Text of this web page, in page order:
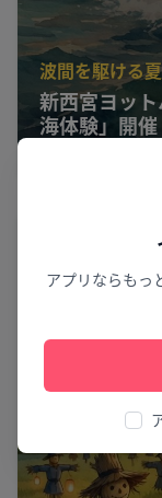
アプリならもっ
波間を駆ける夏
新西宮ヨッ
海体験」開催